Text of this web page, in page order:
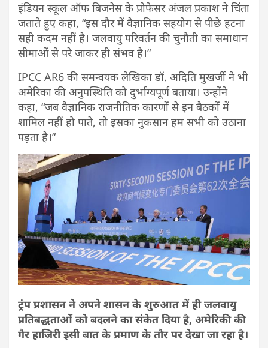
इंडियन स्कूल ऑफ बिजनेस के प्रोफेसर अंजल प्रकाश ने चिंता
जताते हुए कहा, “इस दौर में वैज्ञानिक सहयोग से पीछे हटना
सही कदम नहीं है। जलवायु परिवर्तन की चुनौती का समाधान
सीमाओं से परे जाकर ही संभव है।”
IPCC AR6 की समन्वयक लेखिका डॉ. अदिति मुखर्जी ने भी
अमेरिका की अनुपस्थिति को दुर्भाग्यपूर्ण बताया। उन्होंने
कहा, “जब वैज्ञानिक राजनीतिक कारणों से इन बैठकों में
शामिल नहीं हो पाते, तो इसका नुकसान हम सभी को उठाना
पड़ता है।”
ट्रंप प्रशासन ने अपने शासन के शुरुआत में ही जलवायु
प्रतिबद्धताओं को बदलने का संकेत दिया है, अमेरिकी की
गैर हाजिरी इसी बात के प्रमाण के तौर पर देखा जा रहा है।